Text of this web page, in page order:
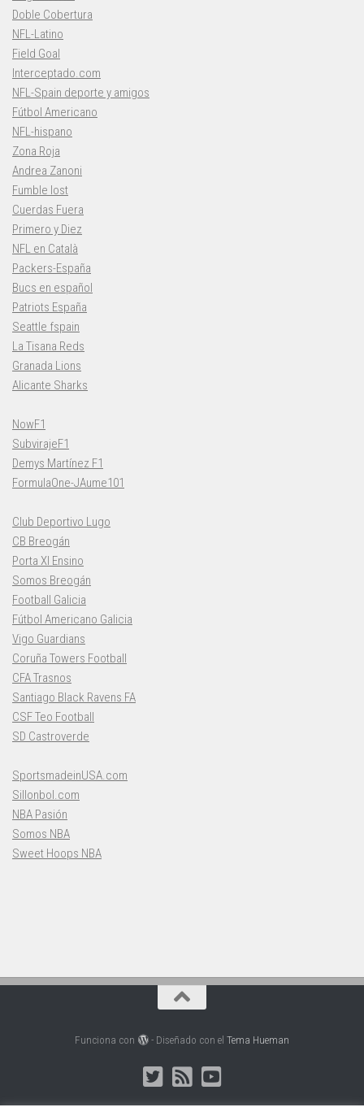
Doble Cobertura
NFL-Latino
Field Goal
Interceptado.com
NFL-Spain deporte y amigos
Fútbol Americano
NFL-hispano
Zona Roja
Andrea Zanoni
Fumble lost
Cuerdas Fuera
Primero y Diez
NFL en Català
Packers-España
Bucs en español
Patriots España
Seattle fspain
La Tisana Reds
Granada Lions
Alicante Sharks
NowF1
SubvirajeF1
Demys Martínez F1
FormulaOne-JAume101
Club Deportivo Lugo
CB Breogán
Porta XI Ensino
Somos Breogán
Football Galicia
Fútbol Americano Galicia
Vigo Guardians
Coruña Towers Football
CFA Trasnos
Santiago Black Ravens FA
CSF Teo Football
SD Castroverde
SportsmadeinUSA.com
Sillonbol.com
NBA Pasión
Somos NBA
Sweet Hoops NBA
Funciona con - Diseñado con el Tema Hueman